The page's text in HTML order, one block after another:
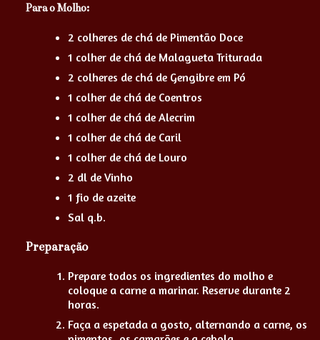
Para o Molho:
2 colheres de chá de Pimentão Doce
1 colher de chá de Malagueta Triturada
2 colheres de chá de Gengibre em Pó
1 colher de chá de Coentros
1 colher de chá de Alecrim
1 colher de chá de Caril
1 colher de chá de Louro
2 dl de Vinho
1 fio de azeite
Sal q.b.
Preparação
Prepare todos os ingredientes do molho e
coloque a carne a marinar. Reserve durante 2
horas.
Faça a espetada a gosto, alternando a carne, os